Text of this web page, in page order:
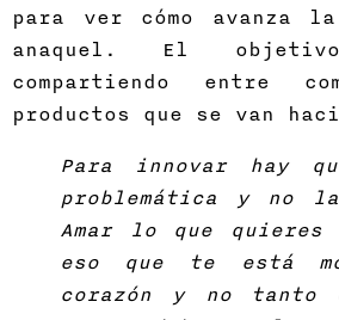
para ver cómo avanza
anaquel. El
compartiendo entre
productos que se van
Para innovar hay
problemática y no
Amar lo que
eso que te está
corazón y no tanto